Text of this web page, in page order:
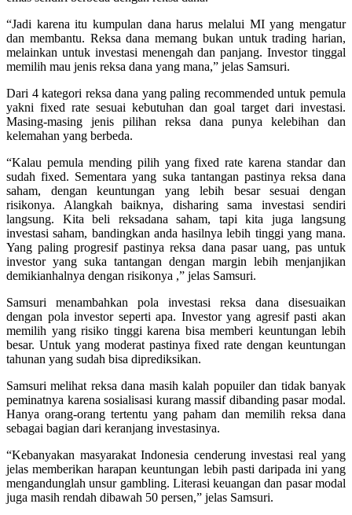
“Jadi karena itu kumpulan dana harus melalui MI yang mengatur
dan membantu. Reksa dana memang bukan untuk trading harian,
melainkan untuk investasi menengah dan panjang. Investor tinggal
memilih mau jenis reksa dana yang mana,” jelas Samsuri.
Dari 4 kategori reksa dana yang paling recommended untuk pemula
yakni fixed rate sesuai kebutuhan dan goal target dari investasi.
Masing-masing jenis pilihan reksa dana punya kelebihan dan
kelemahan yang berbeda.
“Kalau pemula mending pilih yang fixed rate karena standar dan
sudah fixed. Sementara yang suka tantangan pastinya reksa dana
saham, dengan keuntungan yang lebih besar sesuai dengan
risikonya. Alangkah baiknya, disharing sama investasi sendiri
langsung. Kita beli reksadana saham, tapi kita juga langsung
investasi saham, bandingkan anda hasilnya lebih tinggi yang mana.
Yang paling progresif pastinya reksa dana pasar uang, pas untuk
investor yang suka tantangan dengan margin lebih menjanjikan
demikianhalnya dengan risikonya ,” jelas Samsuri.
Samsuri menambahkan pola investasi reksa dana disesuaikan
dengan pola investor seperti apa. Investor yang agresif pasti akan
memilih yang risiko tinggi karena bisa memberi keuntungan lebih
besar. Untuk yang moderat pastinya fixed rate dengan keuntungan
tahunan yang sudah bisa diprediksikan.
Samsuri melihat reksa dana masih kalah popuiler dan tidak banyak
peminatnya karena sosialisasi kurang massif dibanding pasar modal.
Hanya orang-orang tertentu yang paham dan memilih reksa dana
sebagai bagian dari keranjang investasinya.
“Kebanyakan masyarakat Indonesia cenderung investasi real yang
jelas memberikan harapan keuntungan lebih pasti daripada ini yang
mengandunglah unsur gambling. Literasi keuangan dan pasar modal
juga masih rendah dibawah 50 persen,” jelas Samsuri.